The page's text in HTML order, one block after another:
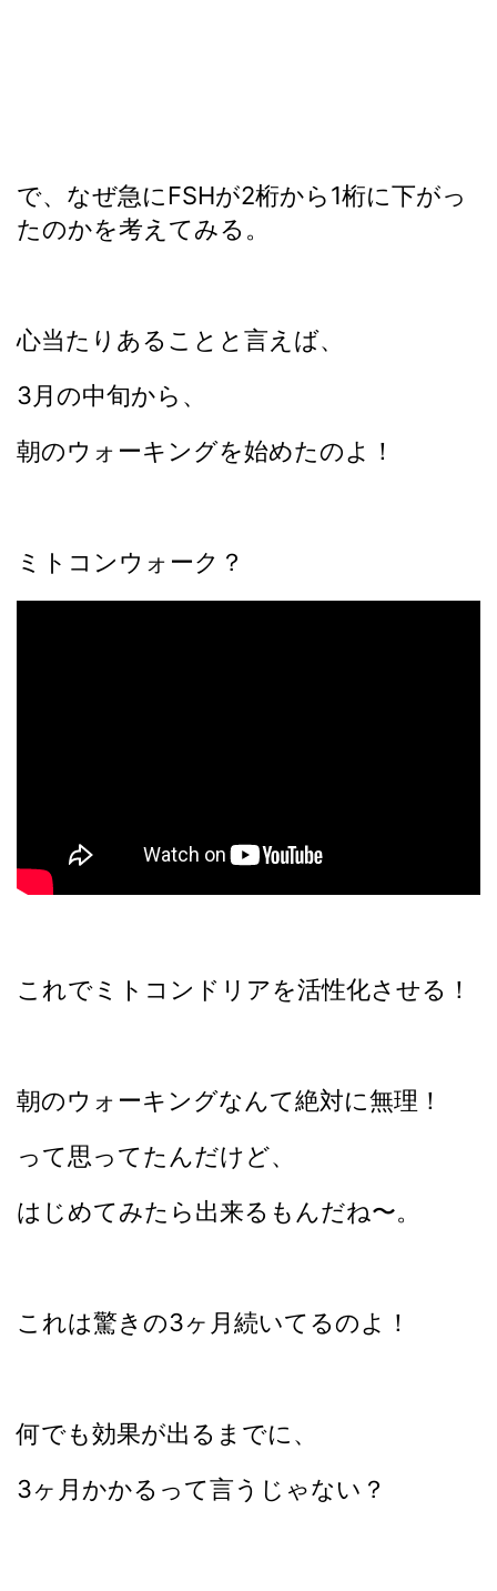
で、なぜ急にFSHが2桁から1桁に下がっ
たのかを考えてみる。
心当たりあることと言えば、
3月の中旬から、
朝のウォーキングを始めたのよ！
ミトコンウォーク？
これでミトコンドリアを活性化させる！
朝のウォーキングなんて絶対に無理！
って思ってたんだけど、
はじめてみたら出来るもんだね〜。
これは驚きの3ヶ月続いてるのよ！
何でも効果が出るまでに、
3ヶ月かかるって言うじゃない？